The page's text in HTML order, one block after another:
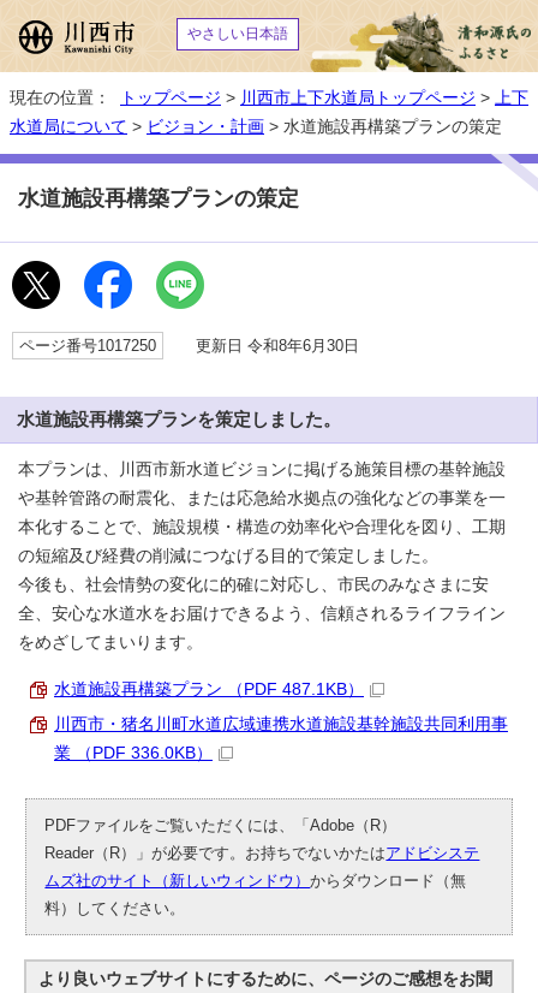
やさしい日本語
現在の位置： トップページ > 川西市上下水道局トップページ > 上下
水道局について > ビジョン・計画 > 水道施設再構築プランの策定
水道施設再構築プランの策定
ページ番号1017250 更新日 令和8年6月30日
水道施設再構築プランを策定しました。
本プランは、川西市新水道ビジョンに掲げる施策目標の基幹施設
や基幹管路の耐震化、または応急給水拠点の強化などの事業を一
本化することで、施設規模・構造の効率化や合理化を図り、工期
の短縮及び経費の削減につなげる目的で策定しました。
今後も、社会情勢の変化に的確に対応し、市民のみなさまに安
全、安心な水道水をお届けできるよう、信頼されるライフライン
をめざしてまいります。
水道施設再構築プラン （PDF 487.1KB）
川西市・猪名川町水道広域連携水道施設基幹施設共同利用事
業 （PDF 336.0KB）
PDFファイルをご覧いただくには、「Adobe（R）
Reader（R）」が必要です。お持ちでないかたはアドビシステ
ムズ社のサイト（新しいウィンドウ）からダウンロード（無
料）してください。
より良いウェブサイトにするために、ページのご感想をお聞